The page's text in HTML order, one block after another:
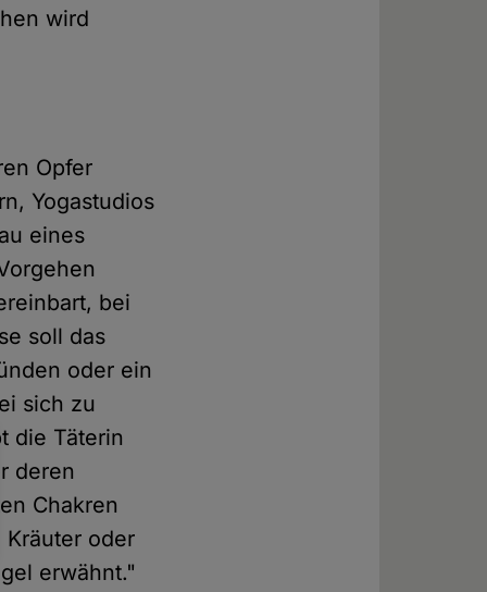
wird
Opfer
Yogastudios
eines
bei
soll das
oder ein
sich zu
die Täterin
deren
Chakren
oder
erwähnt."